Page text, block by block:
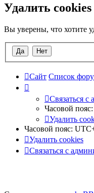
Удалить cookies
Вы уверены, что хотите
Сайт Список
Связаться с а
Часовой пояс:
Удалить
Часовой пояс:
Удалить cookies
Связаться с админ